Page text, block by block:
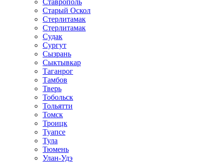
Ставрополь
Старый Оскол
Стерлитамак
Стерлитамак
Судак
Сургут
Сызрань
Сыктывкар
Таганрог
Тамбов
Тверь
Тобольск
Тольятти
Томск
Троицк
Туапсе
Тула
Тюмень
Улан-Удэ